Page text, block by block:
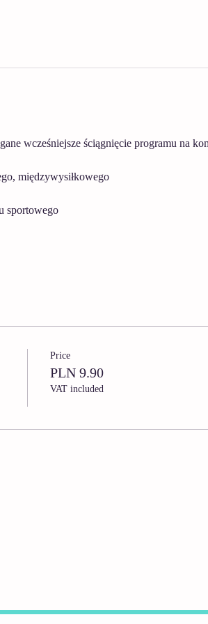
wcześniejsze ściągnięcie programu na
międzywysiłkowego
sportowego
Price
PLN 9.90
VAT included